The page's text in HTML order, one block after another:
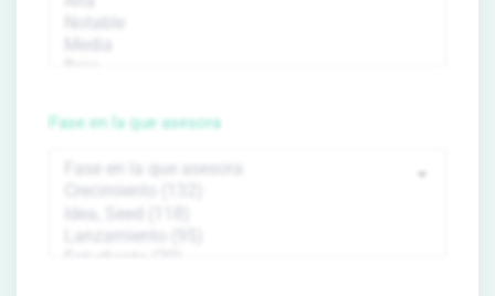
Fase en la que asesora